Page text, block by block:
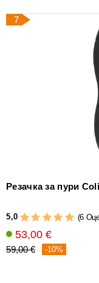
7
Резачка за пури
5,0 (6
53,00 €
59,00 € -10%